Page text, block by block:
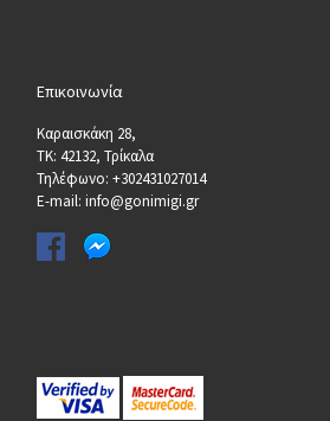
Επικοινωνία
Καραισκάκη 28,
ΤΚ: 42132, Τρίκαλα
Τηλέφωνο: +302431027014
E-mail: info@gonimigi.gr